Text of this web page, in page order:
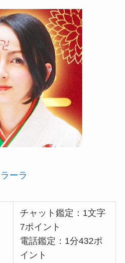
ーラ
チャット鑑定：1文字
7ポイント
電話鑑定：1分432ポ
イント